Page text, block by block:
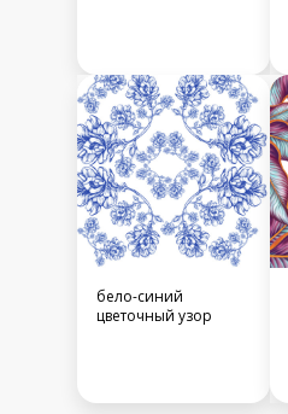
бело-синий
цветочный узор